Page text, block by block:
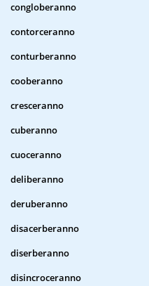
congloberanno
contorceranno
conturberanno
cooberanno
cresceranno
cuberanno
cuoceranno
deliberanno
deruberanno
disacerberanno
diserberanno
disincroceranno